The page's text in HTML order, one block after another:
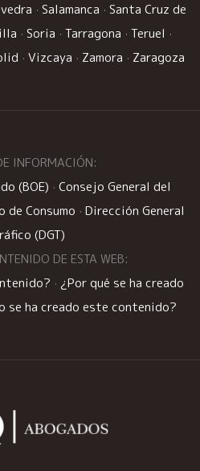
· Salamanca · Santa Cruz de
· Soria · Tarragona · Teruel ·
· Vizcaya · Zamora · Zaragoza
INFORMACIÓN:
(BOE) · Consejo General del
Consumo · Dirección General
(DGT)
DE ESTA WEB:
· ¿Por qué se ha creado
se ha creado este contenido?